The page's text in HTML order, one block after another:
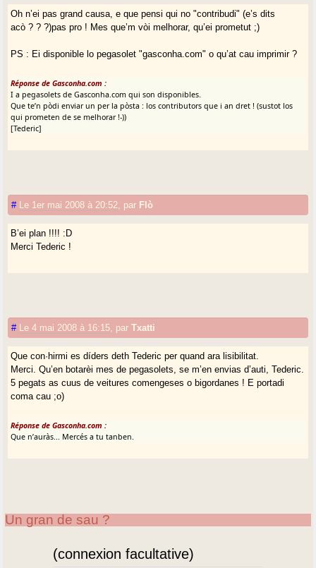
Oh n’ei pas grand causa, e que pensi qui no "contribudi" (e’s dits
acò ? ? ?)pas pro ! Mes que’m vòi melhorar, qu’ei prometut ;)
PS : Ei disponible lo pegasolet "gasconha.com" o qu’at cau imprimir ?
Réponse de Gasconha.com :
I a pegasolets de Gasconha.com qui son disponibles.
Que te’n pòdi enviar un per la pòsta : los contributors que i an dret ! (sustot los
qui prometen de se melhorar !-))
[Tederic]
# Le 1er mai 2008 à 20:52 par Flò
B’ei plan !!!! :D
Merci Tederic !
# Le 4 mai 2008 à 16:15 parTxatti
Que con·hirmi es díders deth Tederic per quand ara lisibilitat.
Merci. Qu’en botarèi mes de pegasolets, se m’en envias d’auti, Tederic.
5 pegats as cuus de veitures comengeses o bigordanes ! E portadi
coma cau ;o)
Réponse de Gasconha.com :
Que n’auràs... Mercés a tu tanben.
Un gran de sau ?
(connexion facultative)